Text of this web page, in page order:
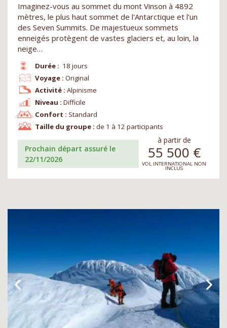
Imaginez-vous au sommet du mont Vinson à 4892
mètres, le plus haut sommet de l'Antarctique et l'un
des Seven Summits. De majestueux sommets
enneigés protègent de vastes glaciers et, au loin, la
neige…
Durée : 18 jours
Niveau : Difficile
Voyage : Original
Confort : Standard
Activité : Alpinisme
Taille du groupe : de 1 à 12 participants
Prochain départ assuré le
22/11/2026
à partir de
55 500 €
VOL INTERNATIONAL NON
INCLUS